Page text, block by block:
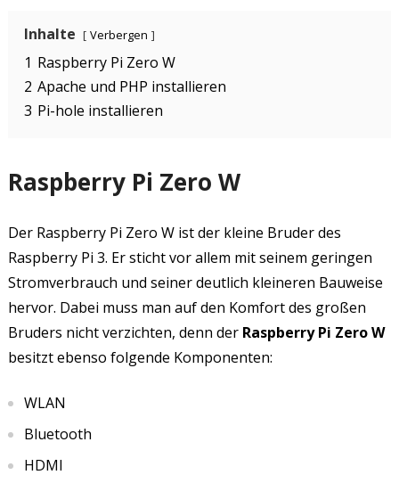
Inhalte Verbergen
1 Raspberry Pi Zero W
2 Apache und PHP installieren
3 Pi-hole installieren
Raspberry Pi Zero W
Der Raspberry Pi Zero W ist der kleine Bruder des
Raspberry Pi 3. Er sticht vor allem mit seinem geringen
Stromverbrauch und seiner deutlich kleineren Bauweise
hervor. Dabei muss man auf den Komfort des großen
Bruders nicht verzichten, denn der Raspberry Pi Zero W
besitzt ebenso folgende Komponenten:
WLAN
Bluetooth
HDMI